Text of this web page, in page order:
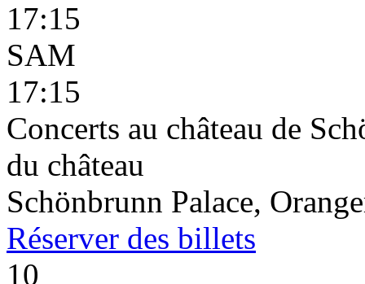
17:15
SAM
17:15
Concerts au château de
du château
Schönbrunn Palace,
Réserver des billets
10